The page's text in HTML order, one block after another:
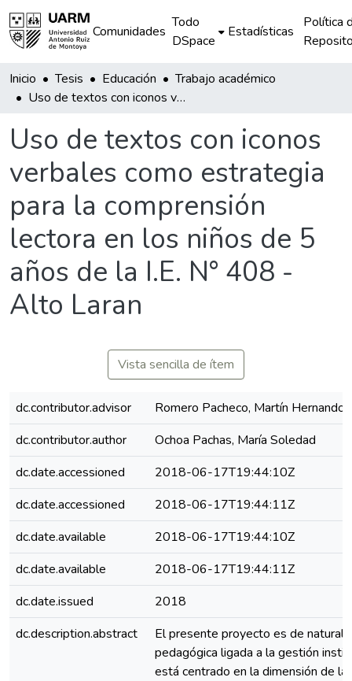
Comunidades
Todo
DSpace
Estadísticas
Política
Inicio Tesis Educación
Trabajo académico
Uso de textos con iconos verbales como estrategia para la comprensión lectora en los niños de 5 años de la I.E. N° 408 -Alto Laran
Uso de textos con iconos
verbales como estrategia
para la comprensión
lectora en los niños de 5
años de la I.E. N° 408 -
Alto Laran
Vista sencilla de ítem
dc.contributor.advisor
Romero Pacheco, Martín Hernando
dc.contributor.author
Ochoa Pachas, María Soledad
dc.date.accessioned
2018-06-17T19:44:10Z
dc.date.accessioned
2018-06-17T19:44:11Z
dc.date.available
2018-06-17T19:44:10Z
dc.date.available
2018-06-17T19:44:11Z
dc.date.issued
2018
dc.description.abstract
El presente proyecto es de
pedagógica ligada a la gestión
está centrado en la dimensión de la